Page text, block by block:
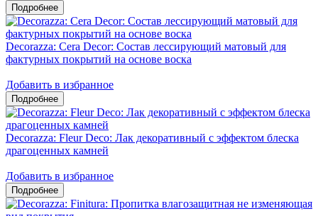
Decorazza: Cera Decor: Состав лессирующий матовый для
фактурных покрытий на основе воска
Добавить в избранное
Decorazza: Fleur Deco: Лак декоративный с эффектом блеска
драгоценных камней
Добавить в избранное